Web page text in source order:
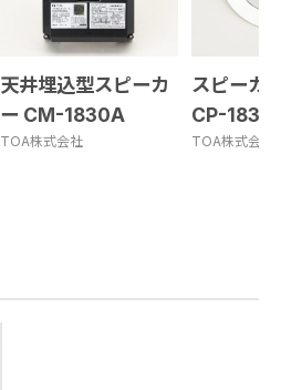
天井埋込型スピーカ
ー CM-1830A
TOA株式会社
スピーカ
CP-183A
TOA株式会社